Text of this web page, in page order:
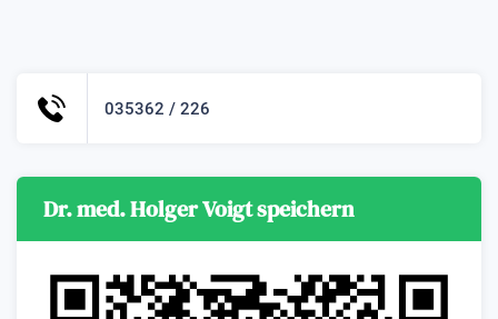
035362 / 226
Dr. med. Holger Voigt speichern